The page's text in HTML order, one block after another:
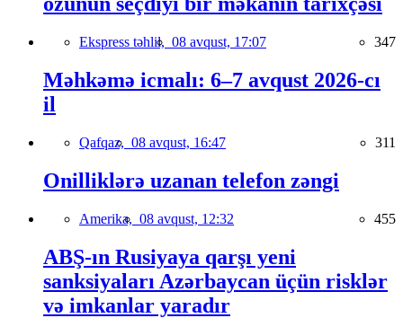
Ekspress təhlil, 08 avqust, 17:07 347
Məhkəmə icmalı: 6–7 avqust 2026-cı
il
Qafqaz, 08 avqust, 16:47 311
Onilliklərə uzanan telefon zəngi
Amerika, 08 avqust, 12:32 455
ABŞ-ın Rusiyaya qarşı yeni
sanksiyaları Azərbaycan üçün risklər
və imkanlar yaradır